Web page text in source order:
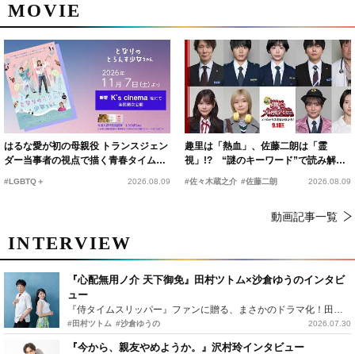
MOVIE
はるな愛が初の母親役 トランスジェン
ダー当事者の視点で描く青春タイムス
#LGBTQ＋ 2026.08.09
趣里は「熱血」、佐藤二朗は「霊
視」!? “謎のキーワード”で読み解く
『踊る大捜査線 N.E.W.』新メンバー
#佐々木蔵之介 #佐藤二朗 2026.08.09
動画記事一覧
INTERVIEW
『心配無用ノ介 天下御免』田村ツトム×沙倉ゆうのインタビ
ュー
『侍タイムスリッパー』ファンに贈る、まさかのドラマ化！田村ツトム×沙倉ゆうのが語る『心配無用ノ介』撮影秘話
#田村ツトム #沙倉ゆうの 2026.07.30
『今から、親友やめようか。』沢村玲インタビュー